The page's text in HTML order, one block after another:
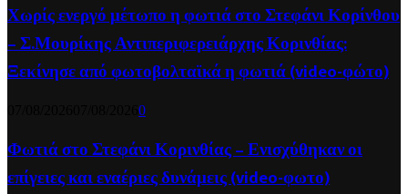
Χωρίς ενεργό μέτωπο η φωτιά στο Στεφάνι Κορίνθου
– Σ.Μουρίκης Αντιπεριφερειάρχης Κορινθίας:
Ξεκίνησε από φωτοβολταϊκά η φωτιά (video-φώτο)
0
Φωτιά στο Στεφάνι Κορινθίας – Ενισχύθηκαν οι
επίγειες και εναέριες δυνάμεις (video-φωτο)